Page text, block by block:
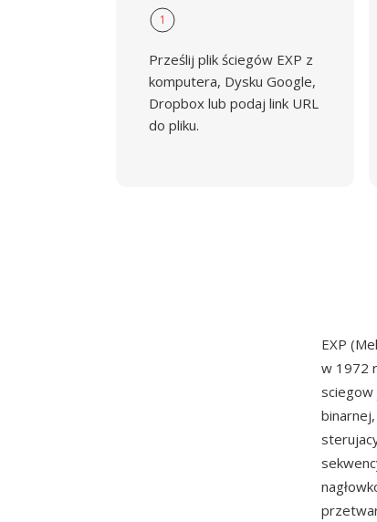
1
Prześlij plik ściegów EXP z
komputera, Dysku Google,
Dropbox lub podaj link URL
do pliku.
EXP
w 1972